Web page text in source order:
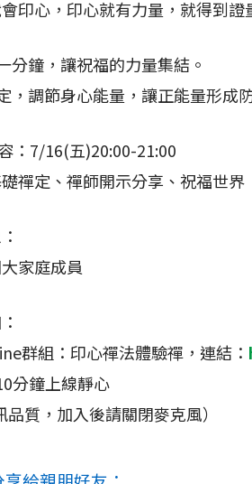
印心，印心就有力量，就得到證
分鐘，讓祝福的力量集結。
，調節身心能量，讓正能量形成
：7/16(五)20:00-21:00
禪定、禪師開示分享、祝福世界
家庭成員
群組：印心禪法體驗禪，連結：
分鐘上線靜心
品質，加入後請關閉麥克風）